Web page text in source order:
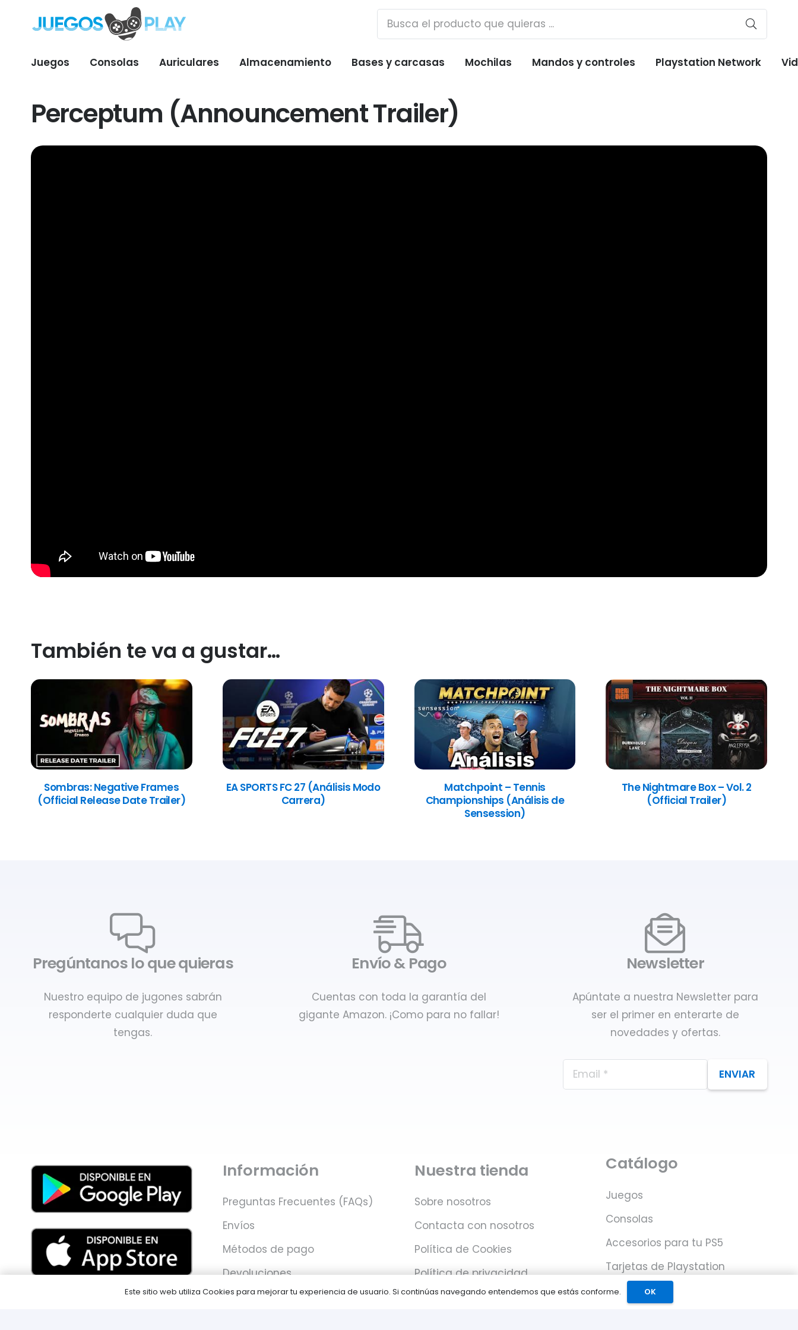
Juegos Consolas Auriculares Almacenamiento Bases y carcasas Mochilas Mandos y controles Playstation Network
Perceptum (Announcement Trailer)
También te va a gustar…
Sombras: Negative Frames
(Official Release Date Trailer)
EA SPORTS FC 27 (Análisis Modo
Carrera)
Matchpoint – Tennis
Championships (Análisis de
Sensession)
The Nightmare Box – Vol. 2
(Official Trailer)
Pregúntanos lo que quieras
Nuestro equipo de jugones sabrán
responderte cualquier duda que
tengas.
Envío & Pago
Cuentas con toda la garantía del
gigante Amazon. ¡Como para no fallar!
Newsletter
Apúntate a nuestra Newsletter para
ser el primer en enterarte de
novedades y ofertas.
ENVIAR
Información
Preguntas Frecuentes (FAQs)
Envíos
Métodos de pago
Devoluciones
Nuestra tienda
Sobre nosotros
Contacta con nosotros
Política de Cookies
Política de privacidad
Catálogo
Juegos
Consolas
Accesorios para tu PS5
Tarjetas de Playstation
Network
Este sitio web utiliza Cookies para mejorar tu experiencia de usuario. Si continúas navegando entendemos que estás conforme. OK